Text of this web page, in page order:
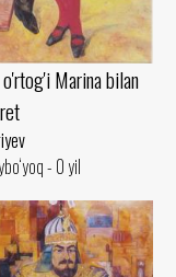
o'rtog'i Marina bilan
- 0 yil